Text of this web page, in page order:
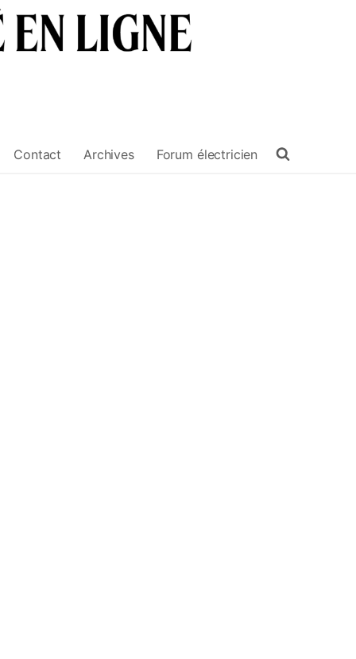
Contact Archives Forum électricien